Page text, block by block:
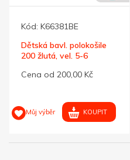
Kód: K66381BE
Dětská bavl. polokošile
200 žlutá, vel. 5-6
Cena od 200,00 Kč
Můj výběr KOUPIT